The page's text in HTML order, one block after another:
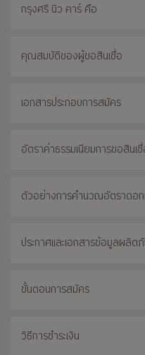
กรุงศรี นิว คาร์ คือ
คุณสมบัติของผู้ขอสินเชื่อ
เอกสารประกอบการสมัคร
อัตราค่าธรรมเนียมการขอสินเ
ตัวอย่างการคำนวณอัตราดอก
ประกาศและเอกสารข้อมูลผลิ
ขั้นตอนการสมัคร
วิธีการชำระเงิน